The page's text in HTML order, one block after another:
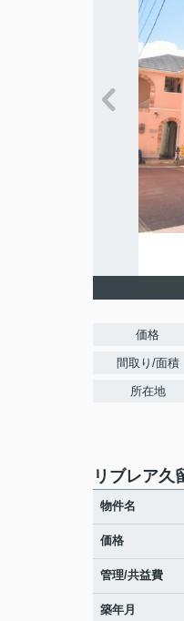
価格
間取り/面積
所在地
リブレア久
物件名
価格
管理/共益費
築年月